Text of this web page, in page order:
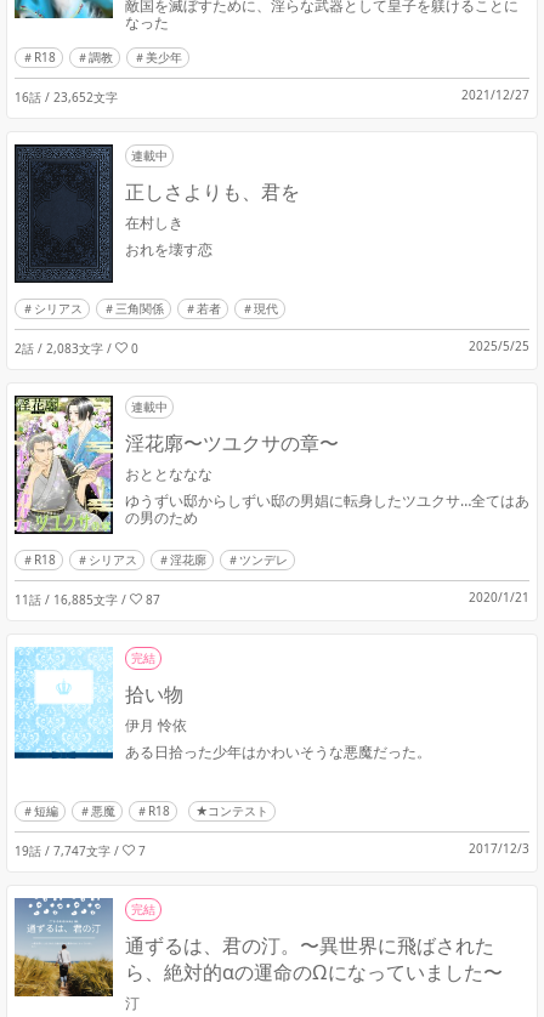
敵国を滅ぼすために、淫らな武器として皇子を躾けることに
なった
R18 調教 美少年
16話 / 23,652文字 2021/12/27
連載中
正しさよりも、君を
在村しき
おれを壊す恋
シリアス 三角関係 若者 現代
2話 / 2,083文字 / 0 2025/5/25
連載中
淫花廓〜ツユクサの章〜
おととななな
ゆうずい邸からしずい邸の男娼に転身したツユクサ…全てはあ
の男のため
R18 シリアス 淫花廓 ツンデレ
11話 / 16,885文字 / 87 2020/1/21
完結
拾い物
伊月 怜依
ある日拾った少年はかわいそうな悪魔だった。
短編 悪魔 R18 ★コンテスト
19話 / 7,747文字 / 7 2017/12/3
完結
通ずるは、君の汀。〜異世界に飛ばされた
ら、絶対的αの運命のΩになっていました〜
汀